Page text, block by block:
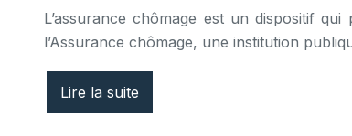
L’assurance chômage est un dispositif
l’Assurance chômage, une institution
Lire la suite